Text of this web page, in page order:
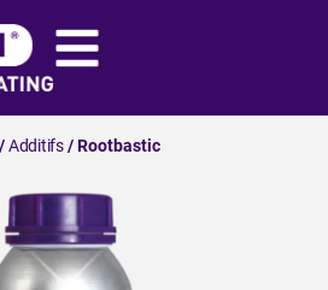
/Additifs/ Rootbastic